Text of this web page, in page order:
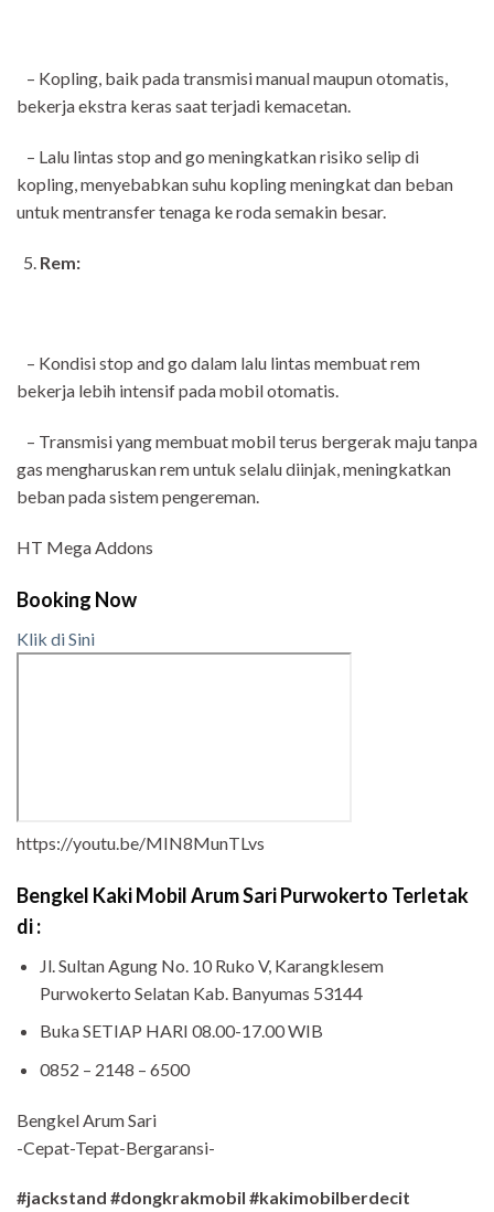
– Kopling, baik pada transmisi manual maupun otomatis,
bekerja ekstra keras saat terjadi kemacetan.
– Lalu lintas stop and go meningkatkan risiko selip di
kopling, menyebabkan suhu kopling meningkat dan beban
untuk mentransfer tenaga ke roda semakin besar.
Rem:
– Kondisi stop and go dalam lalu lintas membuat rem
bekerja lebih intensif pada mobil otomatis.
– Transmisi yang membuat mobil terus bergerak maju tanpa
gas mengharuskan rem untuk selalu diinjak, meningkatkan
beban pada sistem pengereman.
HT Mega Addons
Booking Now
Klik di Sini
https://youtu.be/MIN8MunTLvs
Bengkel Kaki Mobil Arum Sari Purwokerto Terletak
di :
Jl. Sultan Agung No. 10 Ruko V, Karangklesem
Purwokerto Selatan Kab. Banyumas 53144
Buka SETIAP HARI 08.00-17.00 WIB
0852 – 2148 – 6500
Bengkel Arum Sari
-Cepat-Tepat-Bergaransi-
#jackstand #dongkrakmobil #kakimobilberdecit